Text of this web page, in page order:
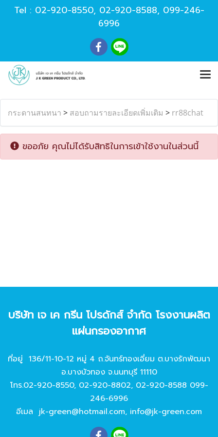
Tel : 02-920-8550, 02-920-8588, 099-246-
6996
กระดานสนทนา > สอบถามรายละเอียดเพิ่มเติม > rr88chat
ขออภัย คุณไม่ได้รับสิทธิในการเข้าใช้งานในส่วนนี้
บริษัท เจ เค กรีน โปรดักส์ จํากัด โรงงานผลิต
แผ่นกรองอากาศ
ที่อยู่ 136/11-10-12 หมู่ 4 ถ.จันทร์ทองเอี่ยม ต.บางรักพัฒนา
อ.บางบัวทอง จ.นนทบุรี 11110
โทร.02-920-8550, 02-920-8802, 02-920-8588 099-
246-6996
อีเมล jk-green@hotmail.com, info@jk-green.com